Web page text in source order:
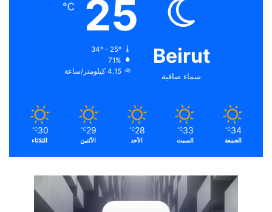
Beirut
سماء صافية
25
℃
34º - 25º
71%
4.15 كيلومتر/ساعة
34
℃
الجمعة
33
℃
السبت
28
℃
الأحد
29
℃
الأثنين
30
℃
الثلاثاء